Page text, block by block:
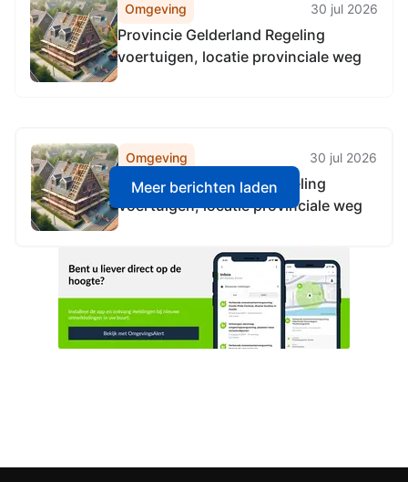
Omgeving 30 jul 2026
Provincie Gelderland Regeling
voertuigen, locatie provinciale weg
Omgeving 30 jul 2026
Provincie Gelderland Regeling
voertuigen, locatie provinciale weg
Meer berichten laden